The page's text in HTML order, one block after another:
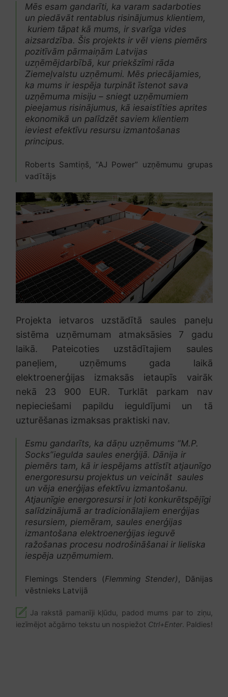
Mēs esam gandarīti, ka varam sadarboties
un piedāvāt rentablus risinājumus klientiem,
kuriem tāpat kā mums, ir svarīga vides
aizsardzība. Šis projekts ir vēl viens piemērs
pozitīvām pārmaiņām Latvijas
uzņēmējdarbībā, kur priekšzīmi rāda
Ziemeļvalstu uzņēmumi. Mēs priecājamies,
ka mums ir iespēja turpināt īstenot sava
uzņēmuma misiju – sniegt uzņēmumiem
pieejamus risinājumus, kā iesaistīties aprites
ekonomikā un palīdzēt saviem klientiem
ieviest efektīvu resursu izmantošanas
principus.
Roberts Samtiņš, “AJ Power” uzņēmumu grupas
vadītājs
Projekta ietvaros uzstādītā saules paneļu
sistēma uzņēmumam atmaksāsies 7 gadu
laikā. Pateicoties uzstādītajiem saules
paneļiem, uzņēmums gada laikā
elektroenerģijas izmaksās ietaupīs vairāk
nekā 23 900 EUR. Turklāt parkam nav
nepieciešami papildu ieguldījumi un tā
uzturēšanas izmaksas praktiski nav.
Esmu gandarīts, ka dāņu uzņēmums “M.P.
Socks”iegulda saules enerģijā. Dānija ir
piemērs tam, kā ir iespējams attīstīt atjaunīgo
energoresursu projektus un veicināt saules
un vēja enerģijas efektīvu izmantošanu.
Atjaunīgie energoresursi ir ļoti konkurētspējīgi
salīdzinājumā ar tradicionālajiem enerģijas
resursiem, piemēram, saules enerģijas
izmantošana elektroenerģijas ieguvē
ražošanas procesu nodrošināšanai ir lieliska
iespēja uzņēmumiem.
Flemings Stenders (Flemming Stender), Dānijas
vēstnieks Latvijā
Ja rakstā pamanīji kļūdu, padod mums par to ziņu,
iezīmējot ačgārno tekstu un nospiežot Ctrl+Enter. Paldies!